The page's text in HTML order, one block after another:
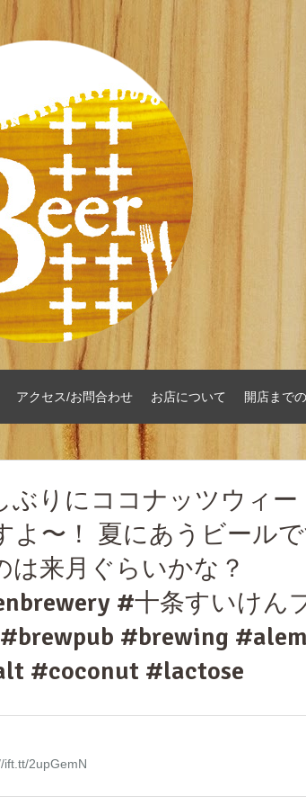
アクセス/お問合わせ お店について 開店まで
ぶりにココナッツウィー
よ〜！ 夏にあうビール
は来月ぐらいかな？
#十条すいけん
#brewing
#coconut #lactose
2upGemN